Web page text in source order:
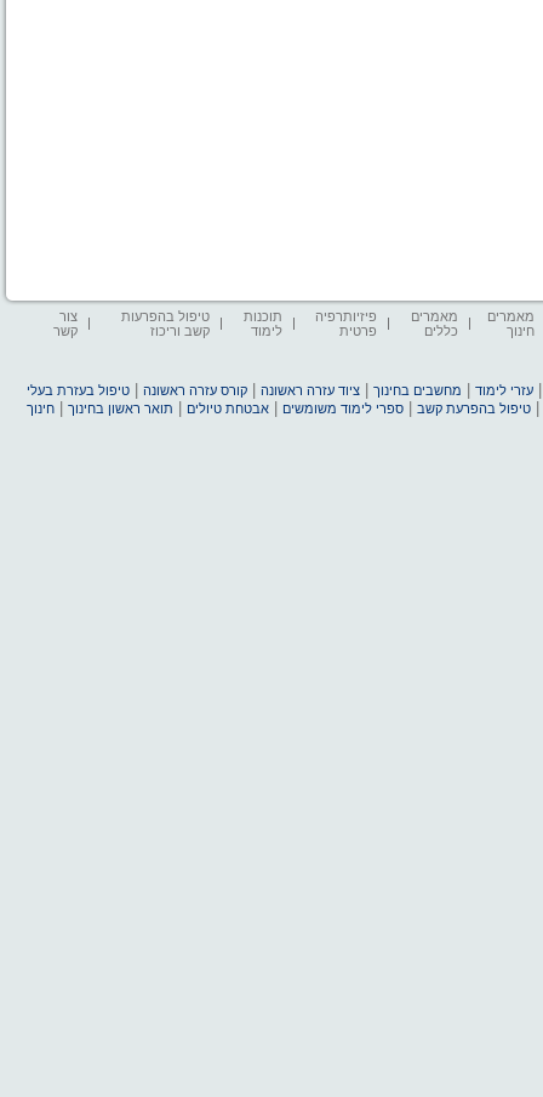
מאמרים
חינוך
מאמרים
כללים
פיזיותרפיה
פרטית
תוכנות
לימוד
טיפול בהפרעות
קשב וריכוז
צור
קשר
עזרי לימוד מחשבים בחינוך |ציוד עזרה ראשונה |קורס עזרה ראשונה |טיפול בעזרת בעלי
|טיפול בהפרעת קשב |ספרי לימוד משומשים |אבטחת טיולים תואר ראשון בחינוך |חינוך